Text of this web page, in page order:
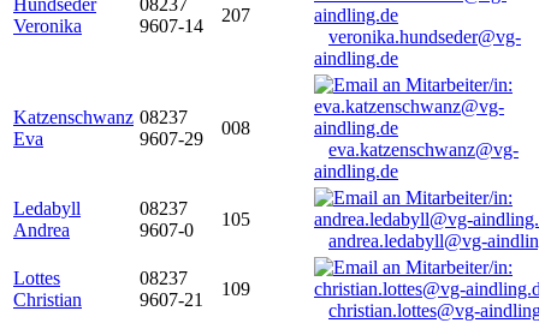
Hundseder
Veronika
08237
9607-14
207
veronika.hundseder@vg-
aindling.de
Katzenschwanz
Eva
08237
9607-29
008
eva.katzenschwanz@vg-
aindling.de
Ledabyll
Andrea
08237
9607-0
105
andrea.ledabyll@vg-
Lottes
Christian
08237
9607-21
109
christian.lottes@vg-